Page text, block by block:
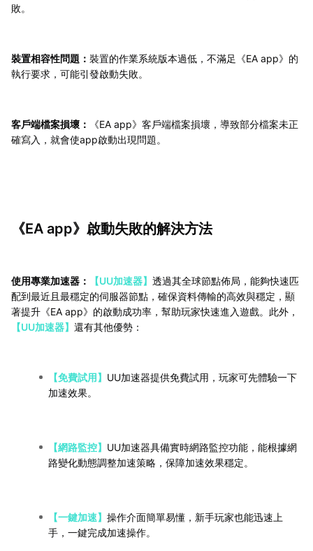
敗。
裝置相容性問題： 裝置的作業系統版本過低，不滿足《EA app》的
執行要求，可能引發啟動失敗。
客戶端檔案損壞：
《EA app》客戶端檔案損壞，導致部分檔案未正
確寫入，就會使app啟動出現問題。
《EA app》啟動失敗的解決方法
使用專業加速器： 【UU加速器】 透過其全球節點佈局，能夠快速匹
配到最近且最穩定的伺服器節點，確保資料傳輸的高效與穩定，顯
著提升《EA app》的啟動成功率，幫助玩家快速進入遊戲。此外，
【UU加速器】 還有其他優勢：
【免費試用】 UU加速器提供免費試用，玩家可先體驗一下
加速效果。
【網路監控】 UU加速器具備實時網路監控功能，能根據網
路變化動態調整加速策略，保障加速效果穩定。
【一鍵加速】 操作介面簡單易懂，新手玩家也能迅速上
手，一鍵完成加速操作。